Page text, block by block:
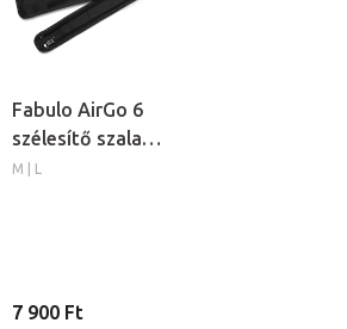
Fabulo AirGo 6
szélesítő szalag
lábmandzsettához,
M | L
7 900 Ft